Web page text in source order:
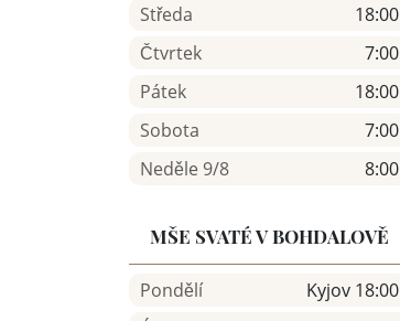
Středa
18:00
Čtvrtek
7:00
Pátek
18:00
Sobota
7:00
Neděle 9/8
8:00
MŠE SVATÉ V BOHDALOVĚ
Pondělí
Kyjov 18:00